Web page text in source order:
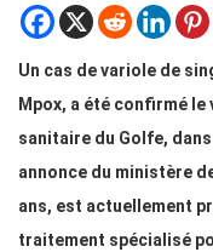
Un cas de variole de
Mpox, a été confirmé
sanitaire du Golfe,
annonce du ministère
ans, est actuellement
traitement spécialisé